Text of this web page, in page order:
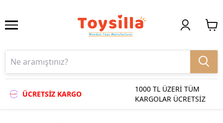
ÜCRETSİZ KARGO
1000 TL ÜZERİ TÜM
KARGOLAR ÜCRETSİZ